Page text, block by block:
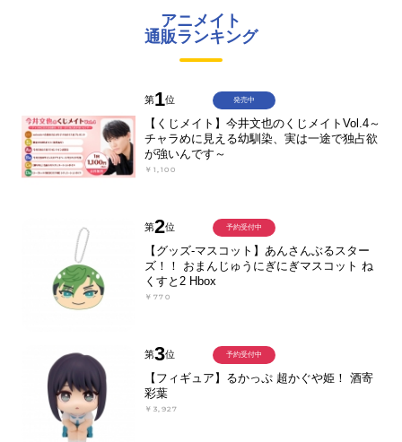
アニメイト
通販ランキング
第1位
【くじメイト】今井文也のくじメイトVol.4～
チャラめに見える幼馴染、実は一途で独占欲
が強いんです～
￥1,100
発売中
第2位
【グッズ-マスコット】あんさんぶるスター
ズ！！ おまんじゅうにぎにぎマスコット ね
くすと2 Hbox
￥770
予約受付中
第3位
【フィギュア】るかっぷ 超かぐや姫！ 酒寄
彩葉
￥3,927
予約受付中